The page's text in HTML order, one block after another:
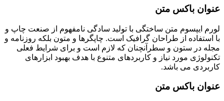
عنوان باکس متن
لورم ایپسوم متن ساختگی با تولید سادگی نامفهوم از صنعت چاپ و
با استفاده از طراحان گرافیک است. چاپگرها و متون بلکه روزنامه و
مجله در ستون و سطرآنچنان که لازم است و برای شرایط فعلی
تکنولوژی مورد نیاز و کاربردهای متنوع با هدف بهبود ابزارهای
کاربردی می باشد.
عنوان باکس متن